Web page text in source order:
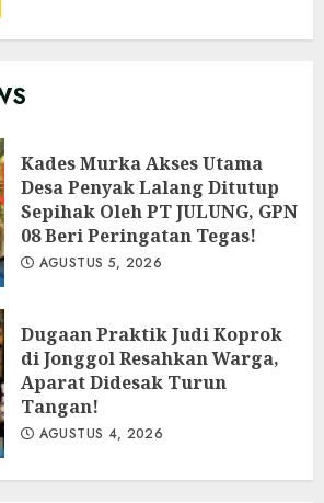
Kades Murka Akses Utama
Desa Penyak Lalang Ditutup
Sepihak Oleh PT JULUNG, GPN
08 Beri Peringatan Tegas!
AGUSTUS 5, 2026
Dugaan Praktik Judi Koprok
di Jonggol Resahkan Warga,
Aparat Didesak Turun
Tangan!
AGUSTUS 4, 2026